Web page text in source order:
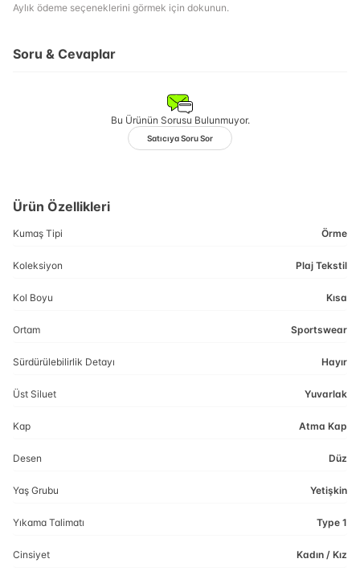
Aylık ödeme seçeneklerini görmek için dokunun.
Soru & Cevaplar
Bu Ürünün Sorusu Bulunmuyor.
Satıcıya Soru Sor
Ürün Özellikleri
Kumaş Tipi Örme
Koleksiyon Plaj Tekstil
Kol Boyu Kısa
Ortam Sportswear
Sürdürülebilirlik Detayı Hayır
Üst Siluet Yuvarlak
Kap Atma Kap
Desen Düz
Yaş Grubu Yetişkin
Yıkama Talimatı Type 1
Cinsiyet Kadın / Kız